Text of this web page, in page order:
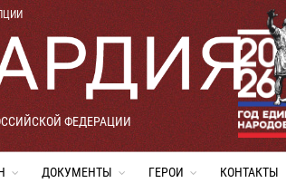
ФЕДЕРАЦИИ
ДОКУМЕНТЫ ГЕРОИ КОНТАКТЫ